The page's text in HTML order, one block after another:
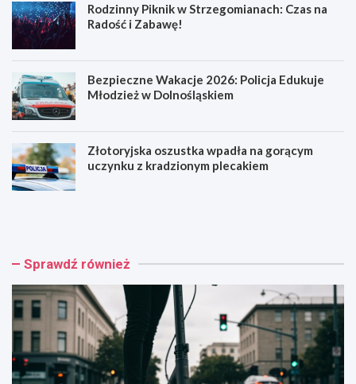
Rodzinny Piknik w Strzegomianach: Czas na
Radość i Zabawę!
Bezpieczne Wakacje 2026: Policja Edukuje
Młodzież w Dolnośląskiem
Złotoryjska oszustka wpadła na gorącym
uczynku z kradzionym plecakiem
H
n
g
a
k
o
n
t
R
n
y
P
i
k
n
i
Sprawdź również